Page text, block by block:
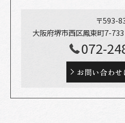
〒593-
大阪府堺市西区鳳東町7-
072-
お問い合わせ